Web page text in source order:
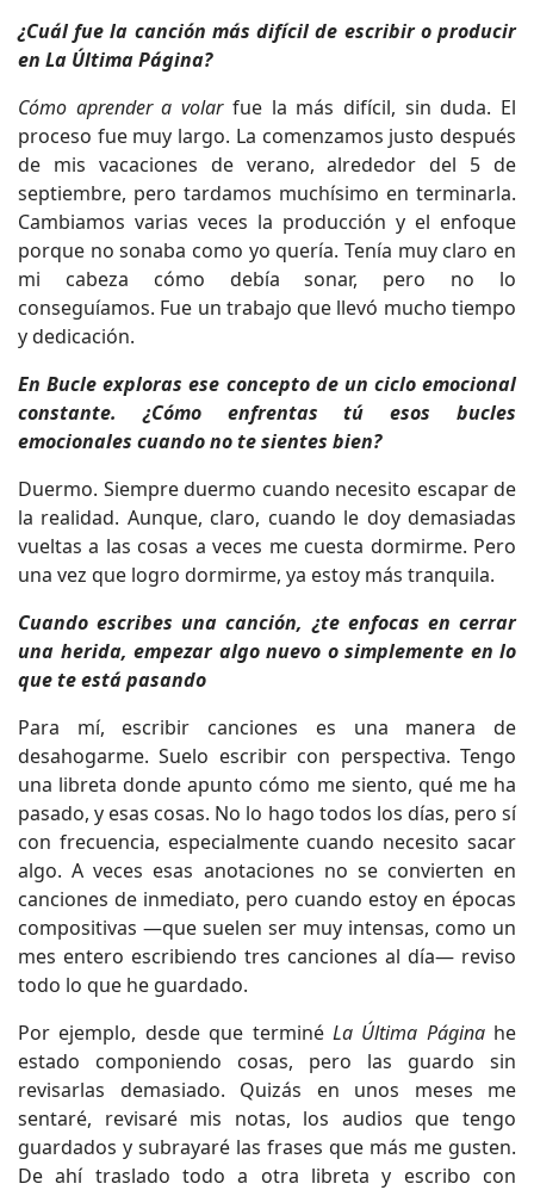
¿Cuál fue la canción más difícil de escribir o producir
en La Última Página?
Cómo aprender a volarfue la más difícil, sin duda. El
proceso fue muy largo. La comenzamos justo después
de mis vacaciones de verano, alrededor del 5 de
septiembre, pero tardamos muchísimo en terminarla.
Cambiamos varias veces la producción y el enfoque
porque no sonaba como yo quería. Tenía muy claro en
mi cabeza cómo debía sonar, pero no lo
conseguíamos. Fue un trabajo que llevó mucho tiempo
y dedicación.
En Bucle exploras ese concepto de un ciclo emocional
constante. ¿Cómo enfrentas tú esos bucles
emocionales cuando no te sientes bien?
Duermo. Siempre duermo cuando necesito escapar de
la realidad. Aunque, claro, cuando le doy demasiadas
vueltas a las cosas a veces me cuesta dormirme. Pero
una vez que logro dormirme, ya estoy más tranquila.
Cuando escribes una canción, ¿te enfocas en cerrar
una herida, empezar algo nuevo o simplemente en lo
que te está pasando
Para mí, escribir canciones es una manera de
desahogarme. Suelo escribir con perspectiva. Tengo
una libreta donde apunto cómo me siento, qué me ha
pasado, y esas cosas. No lo hago todos los días, pero sí
con frecuencia, especialmente cuando necesito sacar
algo. A veces esas anotaciones no se convierten en
canciones de inmediato, pero cuando estoy en épocas
compositivas —que suelen ser muy intensas, como un
mes entero escribiendo tres canciones al día— reviso
todo lo que he guardado.
Por ejemplo, desde que terminé La Última Páginahe
estado componiendo cosas, pero las guardo sin
revisarlas demasiado. Quizás en unos meses me
sentaré, revisaré mis notas, los audios que tengo
guardados y subrayaré las frases que más me gusten.
De ahí traslado todo a otra libreta y escribo con